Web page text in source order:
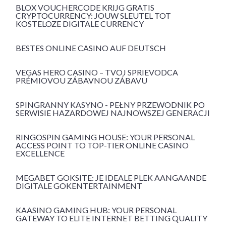
BLOX VOUCHERCODE KRIJG GRATIS
CRYPTOCURRENCY: JOUW SLEUTEL TOT
KOSTELOZE DIGITALE CURRENCY
BESTES ONLINE CASINO AUF DEUTSCH
VEGAS HERO CASINO – TVOJ SPRIEVODCA
PRÉMIOVOU ZÁBAVNOU ZÁBAVU
SPINGRANNY KASYNO - PEŁNY PRZEWODNIK PO
SERWISIE HAZARDOWEJ NAJNOWSZEJ GENERACJI
RINGOSPIN GAMING HOUSE: YOUR PERSONAL
ACCESS POINT TO TOP-TIER ONLINE CASINO
EXCELLENCE
MEGABET GOKSITE: JE IDEALE PLEK AANGAANDE
DIGITALE GOKENTERTAINMENT
KAASINO GAMING HUB: YOUR PERSONAL
GATEWAY TO ELITE INTERNET BETTING QUALITY